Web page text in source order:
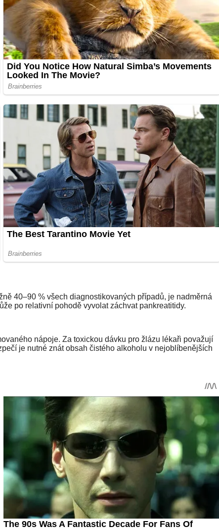
40–90 % všech diagnostikovaných případů, je nadměrná
po relativní pohodě vyvolat záchvat pankreatitidy.
nápoje. Za toxickou dávku pro žlázu lékaři považují
je nutné znát obsah čistého alkoholu v nejoblíbenějších